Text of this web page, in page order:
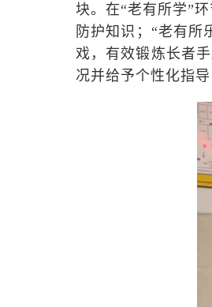
块。在“老有所学”
防护知识；“老有所
戏，有效锻炼长者
况并给予个性化指